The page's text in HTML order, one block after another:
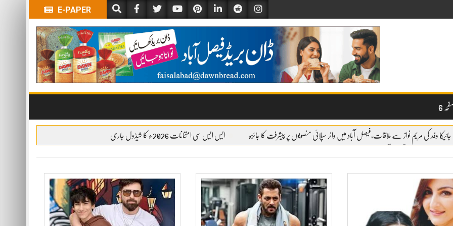
E-PAPER
6
جائیکا وفد کی مریم نواز سے ملاقات،فیصل آباد میں واٹر سپلائی منصوبوں پر پیشرفت کا جائزہ ایس ایس سی امتحانات 2026ء کا شیڈول جاری